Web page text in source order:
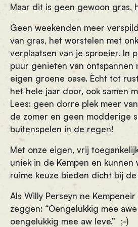
Maar dit is geen gewoon gras,
Geen weekenden meer
van gras, het worstelen met
verplaatsen van je sproeier. In
puur genieten van ontspannen
eigen groene oase. Ècht tot
het hele jaar door, ook samen
Lees: geen dorre plek meer
de zomer en geen modderige
buitenspelen in de regen!
Met onze eigen, vrij
uniek in de Kempen en kunnen
ruime keuze bieden dicht bij
Als Willy Perseyn ne Kempeneir
zeggen: “Oengelukkig mee
oengelukkig mee aw leve.” ;-)